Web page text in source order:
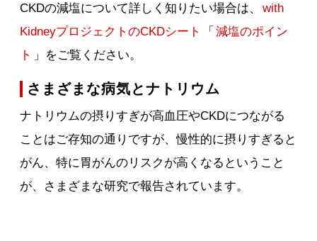
CKDの減塩について詳しく知りたい場合は、
with
KidneyプロジェクトのCKDシート
「 減塩のポイン
ト
」をご覧ください。
さまざまな病気とナトリウム
ナトリウムの摂りすぎが高血圧やCKDにつながる
ことはご存知の通りですが、慢性的に摂りすぎると
がん、特に胃がんのリスクが高くなるということ
が、さまざまな研究で報告されています。